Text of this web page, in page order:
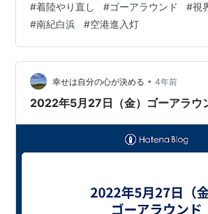
白良浜オンザビーチのホテルも 頭上を
きましたが、 2日目の宿の窓からも、空
見えます。 朝ごはんを頂き 8時半、東
する時間、 着陸の様子を 写真に納めよ
ら、 「ゴゴゴ〜」逆噴射とは違うエン
#着陸やり直し #ゴーアラウンド #視
#南紀白浜 #空港進入灯
幸せは自分の心が決める • 4年前
2022年5月27日（金）ゴーアラウ